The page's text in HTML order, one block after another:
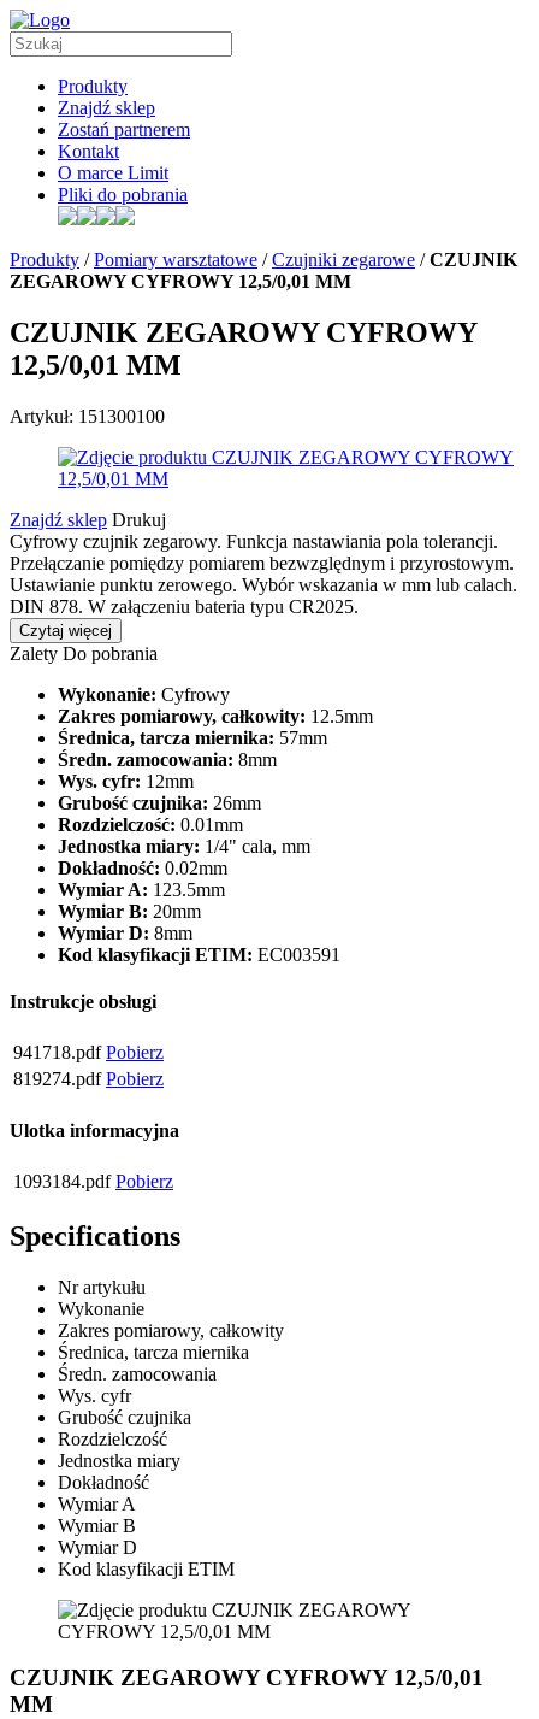
Produkty
Znajdź sklep
Zostań partnerem
Kontakt
O marce Limit
Pliki do pobrania
Produkty /Pomiary warsztatowe /Czujniki zegarowe /CZUJNIK
ZEGAROWY CYFROWY 12,5/0,01 MM
CZUJNIK ZEGAROWY CYFROWY
12,5/0,01 MM
Artykuł: 151300100
Znajdź sklep Drukuj
Cyfrowy czujnik zegarowy. Funkcja nastawiania pola tolerancji.
Przełączanie pomiędzy pomiarem bezwzględnym i przyrostowym.
Ustawianie punktu zerowego. Wybór wskazania w mm lub calach.
DIN 878. W załączeniu bateria typu CR2025.
Czytaj więcej
Zalety Do pobrania
Wykonanie: Cyfrowy
Zakres pomiarowy, całkowity: 12.5mm
Średnica, tarcza miernika: 57mm
Średn. zamocowania: 8mm
Wys. cyfr: 12mm
Grubość czujnika: 26mm
Rozdzielczość: 0.01mm
Jednostka miary: 1/4" cala, mm
Dokładność: 0.02mm
Wymiar A: 123.5mm
Wymiar B: 20mm
Wymiar D: 8mm
Kod klasyfikacji ETIM: EC003591
Instrukcje obsługi
941718.pdf Pobierz
819274.pdf Pobierz
Ulotka informacyjna
1093184.pdf Pobierz
Specifications
Nr artykułu
Wykonanie
Zakres pomiarowy, całkowity
Średnica, tarcza miernika
Średn. zamocowania
Wys. cyfr
Grubość czujnika
Rozdzielczość
Jednostka miary
Dokładność
Wymiar A
Wymiar B
Wymiar D
Kod klasyfikacji ETIM
CZUJNIK ZEGAROWY CYFROWY 12,5/0,01
MM